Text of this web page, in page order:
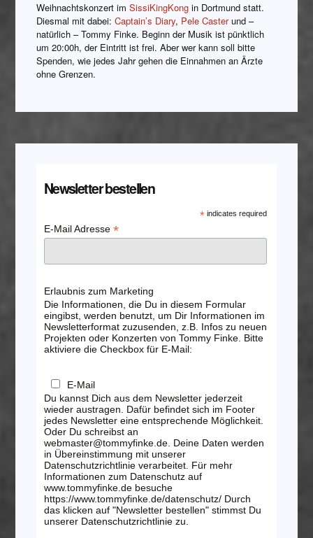
Weihnachtskonzert imSissiKingKong in Dortmund statt.
Diesmal mit dabei:Captain’s Diary, Pele Casterund –
natürlich – Tommy Finke. Beginn der Musik ist pünktlich
um 20:00h, der Eintritt ist frei. Aber wer kann soll bitte
Spenden, wie jedes Jahr gehen die Einnahmen an Ärzte
ohne Grenzen.
Newsletter bestellen
* indicates required
E-Mail Adresse *
Erlaubnis zum Marketing
Die Informationen, die Du in diesem Formular
eingibst, werden benutzt, um Dir Informationen im
Newsletterformat zuzusenden, z.B. Infos zu neuen
Projekten oder Konzerten von Tommy Finke. Bitte
aktiviere die Checkbox für E-Mail:
E-Mail
Du kannst Dich aus dem Newsletter jederzeit
wieder austragen. Dafür befindet sich im Footer
jedes Newsletter eine entsprechende Möglichkeit.
Oder Du schreibst an
webmaster@tommyfinke.de. Deine Daten werden
in Übereinstimmung mit unserer
Datenschutzrichtlinie verarbeitet. Für mehr
Informationen zum Datenschutz auf
www.tommyfinke.de besuche
https://www.tommyfinke.de/datenschutz/ Durch
das klicken auf "Newsletter bestellen" stimmst Du
unserer Datenschutzrichtlinie zu.